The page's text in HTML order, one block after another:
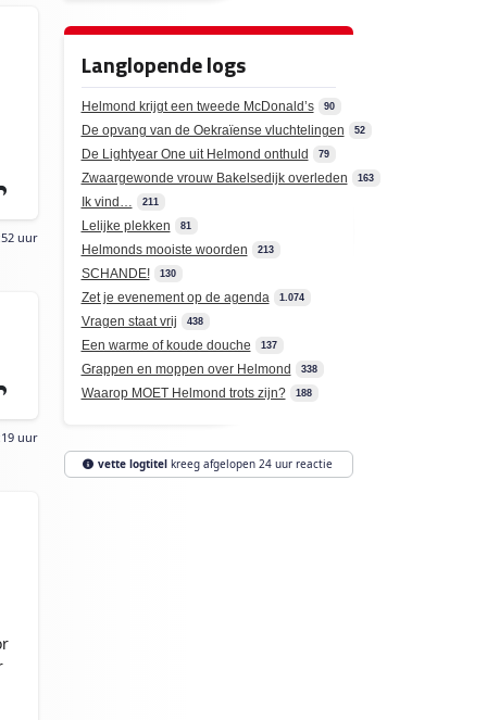
uur
uur
Langlopende logs
Helmond krijgt een tweede McDonald’s 90
De opvang van de Oekraïense vluchtelingen 52
De Lightyear One uit Helmond onthuld 79
Zwaargewonde vrouw Bakelsedijk overleden 163
Ik vind… 211
Lelijke plekken 81
Helmonds mooiste woorden 213
SCHANDE! 130
Zet je evenement op de agenda 1.074
Vragen staat vrij 438
Een warme of koude douche 137
Grappen en moppen over Helmond 338
Waarop MOET Helmond trots zijn? 188
vette logtitelkreeg afgelopen 24 uur reactie